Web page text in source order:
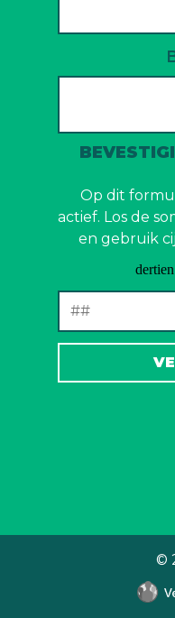
Op dit
actief. Los de
en gebruik
©